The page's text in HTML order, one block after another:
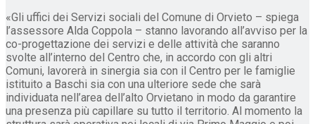
«Gli uffici dei Servizi sociali del Comune di Orvieto – spiega
l’assessore Alda Coppola – stanno lavorando all’avviso per la
co-progettazione dei servizi e delle attività che saranno
svolte all’interno del Centro che, in accordo con gli altri
Comuni, lavorerà in sinergia sia con il Centro per le famiglie
istituito a Baschi sia con una ulteriore sede che sarà
individuata nell’area dell’alto Orvietano in modo da garantire
una presenza più capillare su tutto il territorio. Al momento la